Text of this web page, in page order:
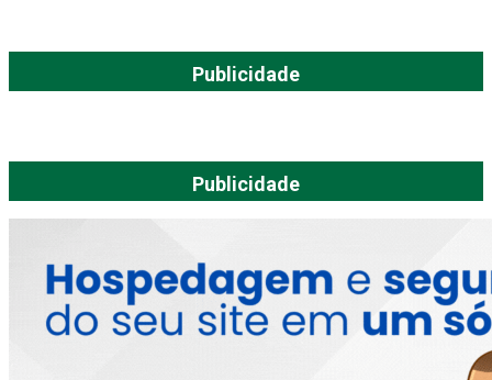
Publicidade
Publicidade